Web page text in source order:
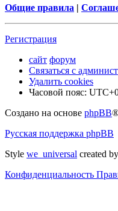
Общие правила |
Регистрация
сайт форум
Связаться с
Удалить cookies
Часовой пояс:
Создано на основе phpBB
Русская поддержка phpBB
Style we_universal created
Конфиденциальность